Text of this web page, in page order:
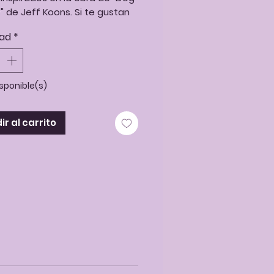
de Jeff Koons. Si te gustan
*
al carrito